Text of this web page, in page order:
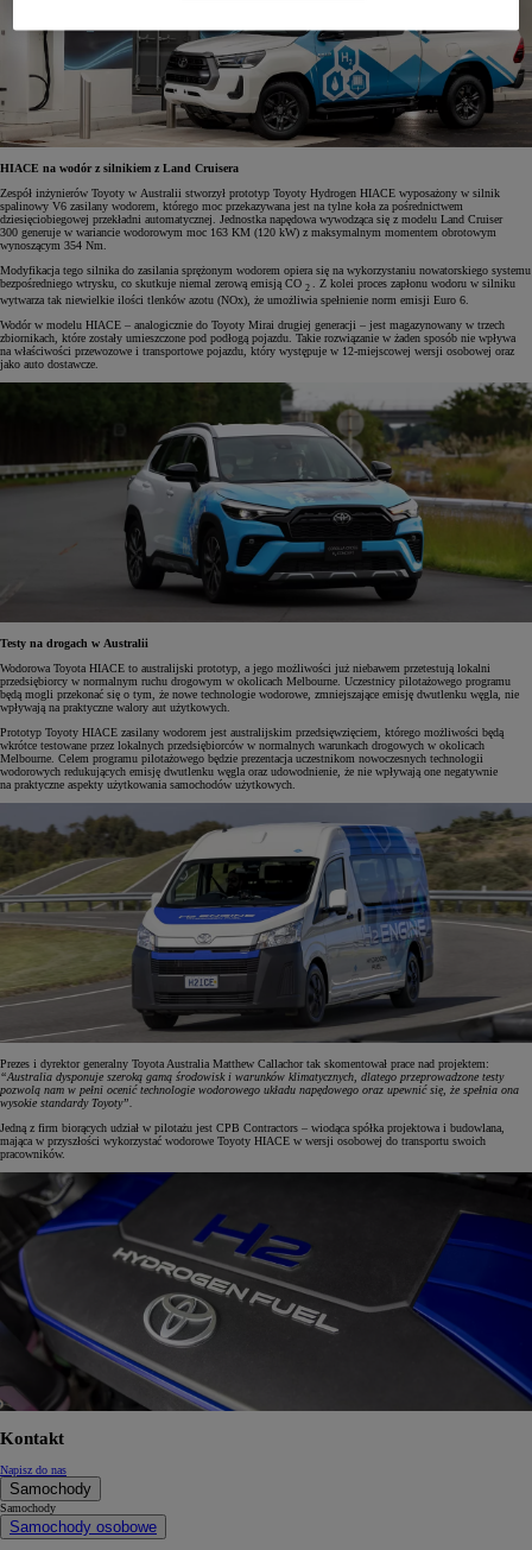
HIACE na wodór z silnikiem z Land Cruisera
Zespół inżynierów Toyoty w Australii stworzył prototyp Toyoty Hydrogen HIACE wyposażony w silnik
spalinowy V6 zasilany wodorem, którego moc przekazywana jest na tylne koła za pośrednictwem
dziesięciobiegowej przekładni automatycznej. Jednostka napędowa wywodząca się z modelu Land Cruiser
300 generuje w wariancie wodorowym moc 163 KM (120 kW) z maksymalnym momentem obrotowym
wynoszącym 354 Nm.
Modyfikacja tego silnika do zasilania sprężonym wodorem opiera się na wykorzystaniu nowatorskiego systemu
bezpośredniego wtrysku, co skutkuje niemal zerową emisją CO 2 . Z kolei proces zapłonu wodoru w silniku
wytwarza tak niewielkie ilości tlenków azotu (NOx), że umożliwia spełnienie norm emisji Euro 6.
Wodór w modelu HIACE – analogicznie do Toyoty Mirai drugiej generacji – jest magazynowany w trzech
zbiornikach, które zostały umieszczone pod podłogą pojazdu. Takie rozwiązanie w żaden sposób nie wpływa
na właściwości przewozowe i transportowe pojazdu, który występuje w 12-miejscowej wersji osobowej oraz
jako auto dostawcze.
Testy na drogach w Australii
Wodorowa Toyota HIACE to australijski prototyp, a jego możliwości już niebawem przetestują lokalni
przedsiębiorcy w normalnym ruchu drogowym w okolicach Melbourne. Uczestnicy pilotażowego programu
będą mogli przekonać się o tym, że nowe technologie wodorowe, zmniejszające emisję dwutlenku węgla, nie
wpływają na praktyczne walory aut użytkowych.
Prototyp Toyoty HIACE zasilany wodorem jest australijskim przedsięwzięciem, którego możliwości będą
wkrótce testowane przez lokalnych przedsiębiorców w normalnych warunkach drogowych w okolicach
Melbourne. Celem programu pilotażowego będzie prezentacja uczestnikom nowoczesnych technologii
wodorowych redukujących emisję dwutlenku węgla oraz udowodnienie, że nie wpływają one negatywnie
na praktyczne aspekty użytkowania samochodów użytkowych.
Prezes i dyrektor generalny Toyota Australia Matthew Callachor tak skomentował prace nad projektem:
“Australia dysponuje szeroką gamą środowisk i warunków klimatycznych, dlatego przeprowadzone testy
pozwolą nam w pełni ocenić technologie wodorowego układu napędowego oraz upewnić się, że spełnia ona
wysokie standardy Toyoty”.
Jedną z firm biorących udział w pilotażu jest CPB Contractors – wiodąca spółka projektowa i budowlana,
mająca w przyszłości wykorzystać wodorowe Toyoty HIACE w wersji osobowej do transportu swoich
pracowników.
Kontakt
Napisz do nas
Samochody
Samochody
Samochody osobowe